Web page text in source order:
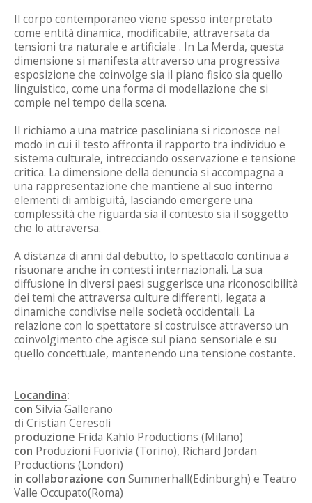
Il corpo contemporaneo viene spesso interpretato
come entità dinamica, modificabile, attraversata da
tensioni tra naturale e artificiale . In La Merda, questa
dimensione si manifesta attraverso una progressiva
esposizione che coinvolge sia il piano fisico sia quello
linguistico, come una forma di modellazione che si
compie nel tempo della scena.
Il richiamo a una matrice pasoliniana si riconosce nel
modo in cui il testo affronta il rapporto tra individuo e
sistema culturale, intrecciando osservazione e tensione
critica. La dimensione della denuncia si accompagna a
una rappresentazione che mantiene al suo interno
elementi di ambiguità, lasciando emergere una
complessità che riguarda sia il contesto sia il soggetto
che lo attraversa.
A distanza di anni dal debutto, lo spettacolo continua a
risuonare anche in contesti internazionali. La sua
diffusione in diversi paesi suggerisce una riconoscibilità
dei temi che attraversa culture differenti, legata a
dinamiche condivise nelle società occidentali. La
relazione con lo spettatore si costruisce attraverso un
coinvolgimento che agisce sul piano sensoriale e su
quello concettuale, mantenendo una tensione costante.
Locandina:
con Silvia Gallerano
di Cristian Ceresoli
produzione Frida Kahlo Productions (Milano)
con Produzioni Fuorivia (Torino), Richard Jordan
Productions (London)
in collaborazione con Summerhall(Edinburgh) e Teatro
Valle Occupato(Roma)